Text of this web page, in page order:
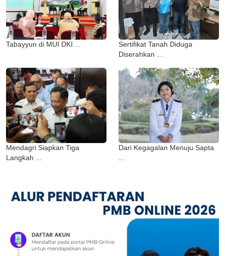
Tabayyun di MUI DKI ...
Sertifikat Tanah Diduga
Diserahkan ...
Mendagri Siapkan Tiga
Langkah ...
Dari Kegagalan Menuju Sapta
...